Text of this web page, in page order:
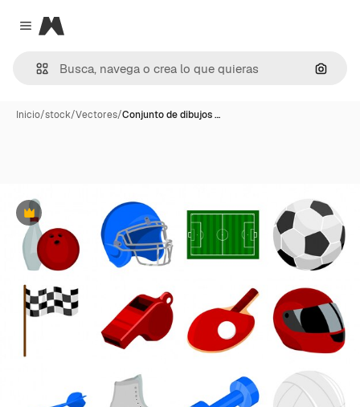
Close menu
Magnific
Inicio/stock/Vectores/Conjunto de dibujos …
Premium